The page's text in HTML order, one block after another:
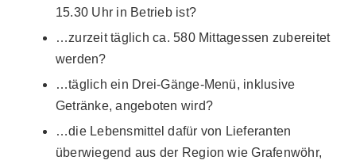
15.30 Uhr in Betrieb ist?
…zurzeit täglich ca. 580 Mittagessen zubereitet
werden?
…täglich ein Drei-Gänge-Menü, inklusive
Getränke, angeboten wird?
…die Lebensmittel dafür von Lieferanten
überwiegend aus der Region wie Grafenwöhr,